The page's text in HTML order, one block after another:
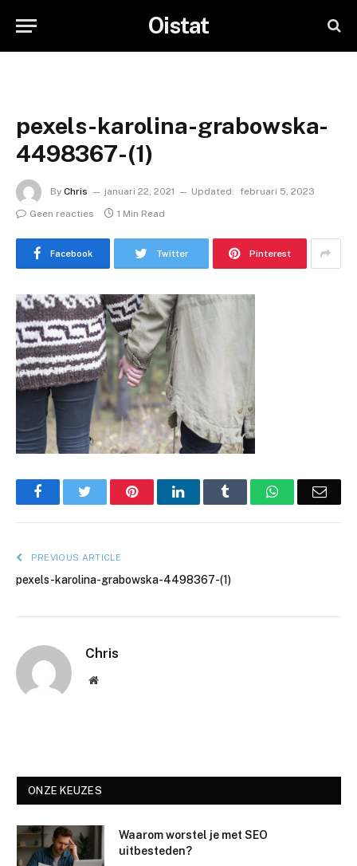
Oistat
pexels-karolina-grabowska-
4498367-(1)
By Chris januari 22, 2021 Updated: februari 5, 2023
Geen reacties
1 Min Read
Facebook Twitter Pinterest
FacebookTwitter PinterestLinkedIn Tumblr WhatsApp
PREVIOUS ARTICLE
pexels-karolina-grabowska-4498367-(1)
Chris
Website
ONZE KEUZES
Waarom worstel je met SEO
uitbesteden?